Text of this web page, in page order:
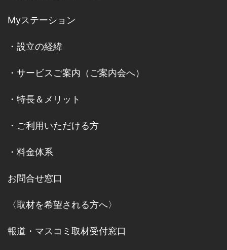
Myステーション
・ 設立の経緯
・ サービスご案内 （ ご案内会へ）
・ 特長＆メリット
・ ご利用いただける方
・ 料金体系
お問合せ窓口
〈取材を希望される方へ〉
報道・マスコミ取材受付窓口